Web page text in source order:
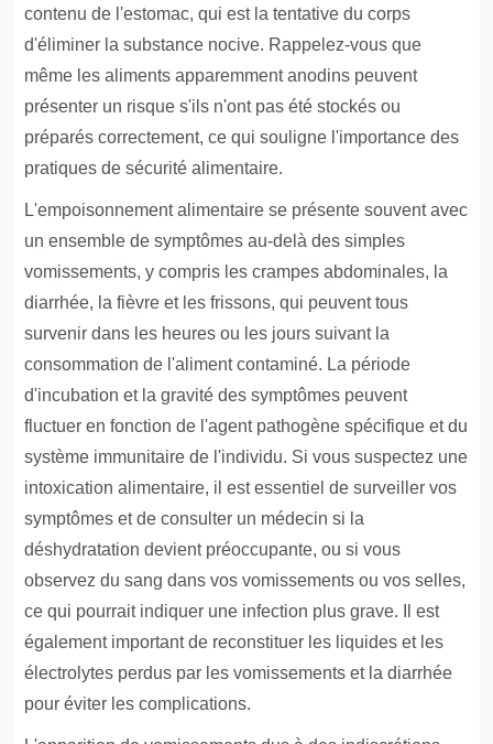
contenu de l'estomac, qui est la tentative du corps
d'éliminer la substance nocive. Rappelez-vous que
même les aliments apparemment anodins peuvent
présenter un risque s'ils n'ont pas été stockés ou
préparés correctement, ce qui souligne l'importance des
pratiques de sécurité alimentaire.
L'empoisonnement alimentaire se présente souvent avec
un ensemble de symptômes au-delà des simples
vomissements, y compris les crampes abdominales, la
diarrhée, la fièvre et les frissons, qui peuvent tous
survenir dans les heures ou les jours suivant la
consommation de l'aliment contaminé. La période
d'incubation et la gravité des symptômes peuvent
fluctuer en fonction de l'agent pathogène spécifique et du
système immunitaire de l'individu. Si vous suspectez une
intoxication alimentaire, il est essentiel de surveiller vos
symptômes et de consulter un médecin si la
déshydratation devient préoccupante, ou si vous
observez du sang dans vos vomissements ou vos selles,
ce qui pourrait indiquer une infection plus grave. Il est
également important de reconstituer les liquides et les
électrolytes perdus par les vomissements et la diarrhée
pour éviter les complications.